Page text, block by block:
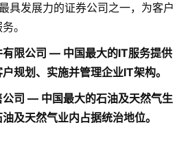
发展力的证券公司之一，为客户
。
限公司 — 中国最大的IT服务提供
规划、实施并管理企业IT架构。
司 — 中国最大的石油及天然气生
及天然气业内占据统治地位。